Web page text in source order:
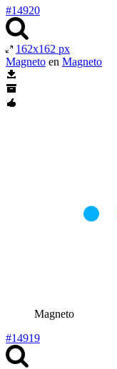
#14920
162x162 px
Magneto en Magneto
Magneto
#14919